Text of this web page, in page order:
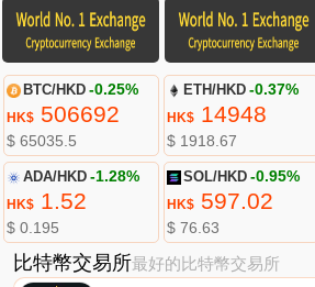
BTC/HKD -0.25%
HK$506692
$ 65035.5
ETH/HKD -0.37%
HK$ 14948
$ 1918.67
ADA/HKD -1.28%
HK$1.52
$ 0.195
SOL/HKD -0.95%
HK$ 597.02
$ 76.63
比特幣交易所最好的比特幣交易所